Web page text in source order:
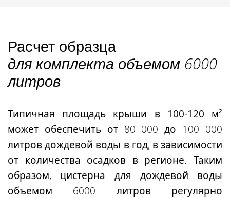
Расчет образца
для комплекта объемом 6000
литров
Типичная площадь крыши в 100-120 м²
может обеспечить от 80 000 до 100 000
литров дождевой воды в год, в зависимости
от количества осадков в регионе. Таким
образом, цистерна для дождевой воды
объемом 6000 литров регулярно